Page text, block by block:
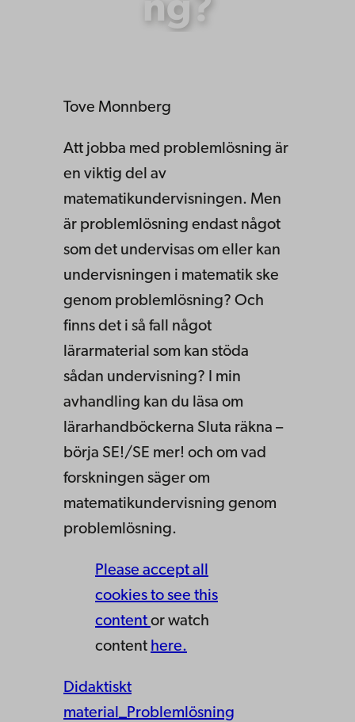
ng?
Tove Monnberg
Att jobba med problemlösning är
en viktig del av
matematikundervisningen. Men
är problemlösning endast något
som det undervisas om eller kan
undervisningen i matematik ske
genom problemlösning? Och
finns det i så fall något
lärarmaterial som kan stöda
sådan undervisning? I min
avhandling kan du läsa om
lärarhandböckerna Sluta räkna –
börja SE!/SE mer! och om vad
forskningen säger om
matematikundervisning genom
problemlösning.
Please accept all
cookies to see this
content or watch
content here.
Didaktiskt
material_Problemlösning